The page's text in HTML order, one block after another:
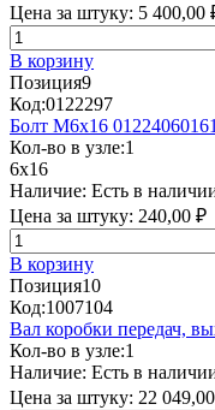
Цена за штуку: 5 400,00
В корзину
Позиция9
Код:0122297
Болт М6х16 01224060161
Кол-во в узле:1
6x16
Наличие: Есть в
Цена за штуку: 240,00 ₽
В корзину
Позиция10
Код:1007104
Вал коробки передач,
Кол-во в узле:1
Наличие: Есть в
Цена за штуку: 22